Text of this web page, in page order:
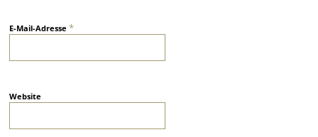
E-Mail-Adresse*
Website